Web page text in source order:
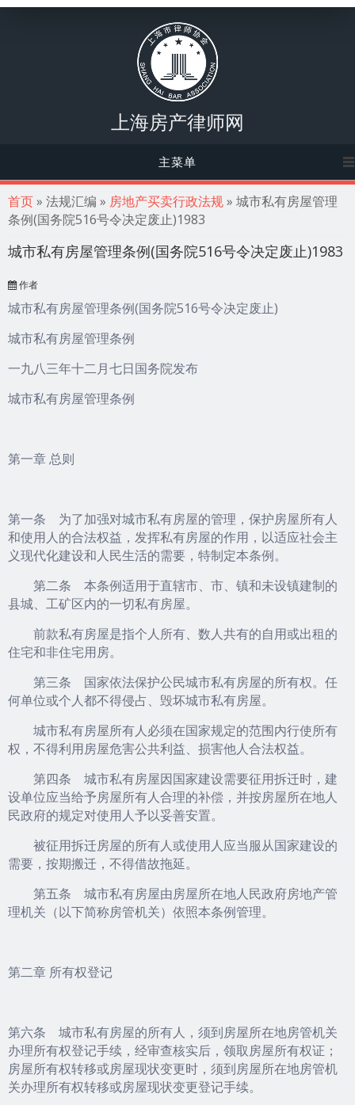
上海房产律师网
主菜单
你在这里
首页» 法规汇编 » 房地产买卖行政法规» 城市私有房屋管理
条例(国务院516号令决定废止)1983
城市私有房屋管理条例(国务院516号令决定废止)1983
作者
城市私有房屋管理条例(国务院516号令决定废止)
城市私有房屋管理条例
一九八三年十二月七日国务院发布
城市私有房屋管理条例
第一章 总则
第一条 为了加强对城市私有房屋的管理，保护房屋所有人
和使用人的合法权益，发挥私有房屋的作用，以适应社会主
义现代化建设和人民生活的需要，特制定本条例。
第二条 本条例适用于直辖市、市、镇和未设镇建制的
县城、工矿区内的一切私有房屋。
前款私有房屋是指个人所有、数人共有的自用或出租的
住宅和非住宅用房。
第三条 国家依法保护公民城市私有房屋的所有权。任
何单位或个人都不得侵占、毁坏城市私有房屋。
城市私有房屋所有人必须在国家规定的范围内行使所有
权，不得利用房屋危害公共利益、损害他人合法权益。
第四条 城市私有房屋因国家建设需要征用拆迁时，建
设单位应当给予房屋所有人合理的补偿，并按房屋所在地人
民政府的规定对使用人予以妥善安置。
被征用拆迁房屋的所有人或使用人应当服从国家建设的
需要，按期搬迁，不得借故拖延。
第五条 城市私有房屋由房屋所在地人民政府房地产管
理机关（以下简称房管机关）依照本条例管理。
第二章 所有权登记
第六条 城市私有房屋的所有人，须到房屋所在地房管机关
办理所有权登记手续，经审查核实后，领取房屋所有权证；
房屋所有权转移或房屋现状变更时，须到房屋所在地房管机
关办理所有权转移或房屋现状变更登记手续。